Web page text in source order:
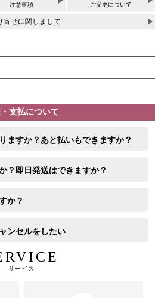
注意事項
ご変更について
寄せに関しまして
支払について
ますか？あと払いもできますか？
？即日発送はできますか？
か？
ンセルをしたい
サービス